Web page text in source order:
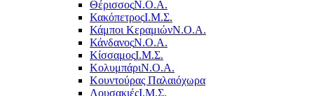
ΘέρισσοςΝ.Ο.Α.
ΚακόπετροςΙ.Μ.Σ.
Κάμποι ΚεραμιώνΝ.Ο.Α.
ΚάνδανοςΝ.Ο.Α.
ΚίσσαμοςΙ.Μ.Σ.
ΚολυμπάριΝ.Ο.Α.
Κουντούρας Παλαιόχωρα
ΛουσακιέςΙ.Μ.Σ.